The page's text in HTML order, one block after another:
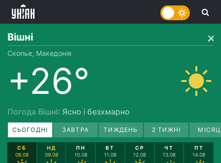
Вішні
Скопье, Македонія
+26°
Погода Вішні: Ясно і безхмарно
СЬОГОДНІ ЗАВТРА ТИЖДЕНЬ 2 ТИЖНІ
СБ
08.08
НД
09.08
ПН
10.08
ВТ
11.08
СР
12.08
ЧТ
13.08
ПТ
14.08